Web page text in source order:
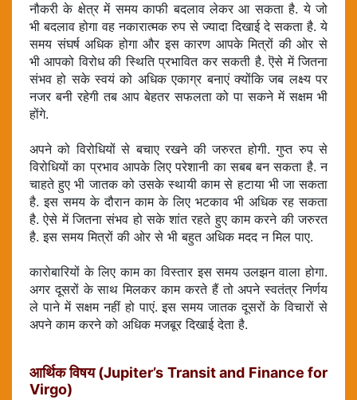
नौकरी के क्षेत्र में समय काफी बदलाव लेकर आ सकता है. ये जो
भी बदलाव होगा वह नकारात्मक रुप से ज्यादा दिखाई दे सकता है. ये
समय संघर्ष अधिक होगा और इस कारण आपके मित्रों की ओर से
भी आपको विरोध की स्थिति प्रभावित कर सकती है. ऎसे में जितना
संभव हो सके स्वयं को अधिक एकाग्र बनाएं क्योंकि जब लक्ष्य पर
नजर बनी रहेगी तब आप बेहतर सफलता को पा सकने में सक्षम भी
होंगे.
अपने को विरोधियों से बचाए रखने की जरुरत होगी. गुप्त रुप से
विरोधियों का प्रभाव आपके लिए परेशानी का सबब बन सकता है. न
चाहते हुए भी जातक को उसके स्थायी काम से हटाया भी जा सकता
है. इस समय के दौरान काम के लिए भटकाव भी अधिक रह सकता
है. ऐसे में जितना संभव हो सके शांत रहते हुए काम करने की जरुरत
है. इस समय मित्रों की ओर से भी बहुत अधिक मदद न मिल पाए.
कारोबारियों के लिए काम का विस्तार इस समय उलझन वाला होगा.
अगर दूसरों के साथ मिलकर काम करते हैं तो अपने स्वतंत्र निर्णय
ले पाने में सक्षम नहीं हो पाएं. इस समय जातक दूसरों के विचारों से
अपने काम करने को अधिक मजबूर दिखाई देता है.
आर्थिक विषय (Jupiter’s Transit and Finance for
Virgo)